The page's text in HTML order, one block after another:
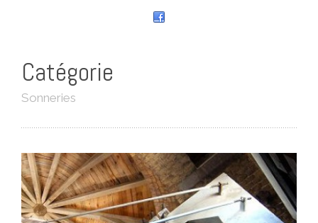
Catégorie
Sonneries